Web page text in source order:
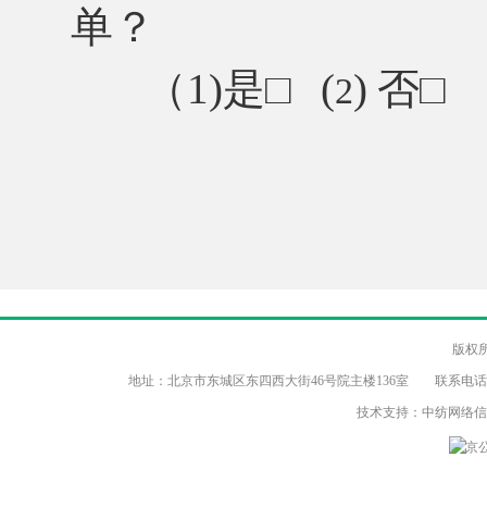
单？
（ 1)是□ (2) 否□
版权
地址：北京市东城区东四西大街46号院主楼136室 联系电
技术支持：中纺网络
京